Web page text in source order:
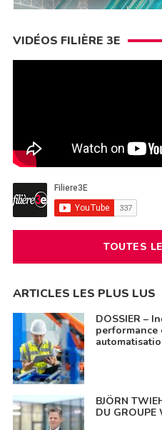
VIDÉOS FILIÈRE 3E
TOUTES
ARTICLES LES PLUS LUS
DOSSIER –
BJÖRN
DU GROUPE